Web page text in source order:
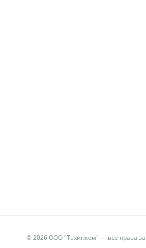
© 2026 ООО "Техинком" — все права